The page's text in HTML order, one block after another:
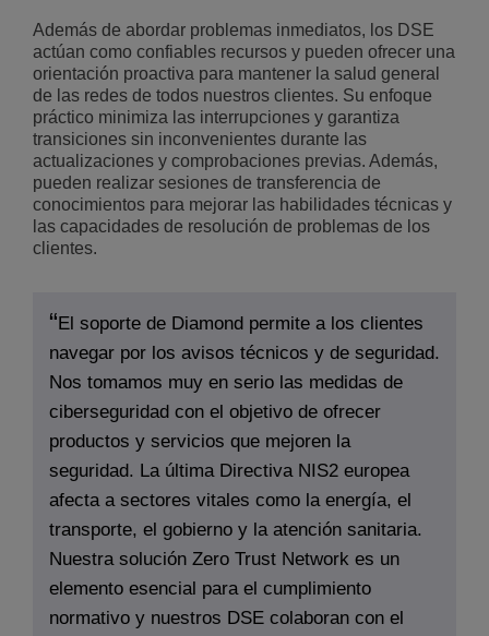
Además de abordar problemas inmediatos, los DSE
actúan como confiables recursos y pueden ofrecer una
orientación proactiva para mantener la salud general
de las redes de todos nuestros clientes. Su enfoque
práctico minimiza las interrupciones y garantiza
transiciones sin inconvenientes durante las
actualizaciones y comprobaciones previas. Además,
pueden realizar sesiones de transferencia de
conocimientos para mejorar las habilidades técnicas y
las capacidades de resolución de problemas de los
clientes.
El soporte de Diamond permite a los clientes
navegar por los avisos técnicos y de seguridad.
Nos tomamos muy en serio las medidas de
ciberseguridad con el objetivo de ofrecer
productos y servicios que mejoren la
seguridad. La última Directiva NIS2 europea
afecta a sectores vitales como la energía, el
transporte, el gobierno y la atención sanitaria.
Nuestra solución Zero Trust Network es un
elemento esencial para el cumplimiento
normativo y nuestros DSE colaboran con el